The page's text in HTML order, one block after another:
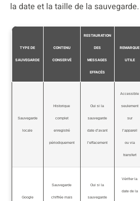
la date et la taille de la sauvegarde.
TYPE DE
SAUVEGARDE
CONTENU
CONSERVÉ
RESTAURATION
DES
MESSAGES
EFFACÉS
REMARQUE
UTILE
Sauvegarde
locale
Historique
complet
enregistré
périodiquement
Oui si la
sauvegarde
date d’avant
l’effacement
Accessible
seulement
sur
l’appareil
ou via
transfert
Google
Sauvegarde
chiffrée mais
Oui si la
sauvegarde
Vérifier la
date de la